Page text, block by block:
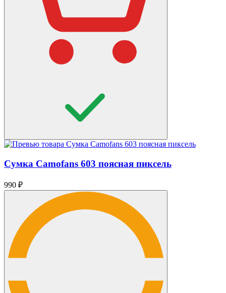
Сумка Camofans 603 поясная пиксель
990 ₽